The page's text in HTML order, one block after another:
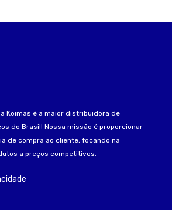
Koimas é a maior distribuidora de
do Brasil! Nossa missão é proporcionar
de compra ao cliente, focando na
a preços competitivos.